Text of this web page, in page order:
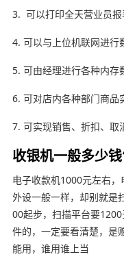
3. 可以打印全天营业员报
4. 可以与上位机联网进行
5. 可由经理进行各种内存
6. 可对店内各种部门商品
7. 可实现销售、折扣、取
收银机一般多少
电子收款机1000元左右，
外设一般一样，却别就是
00起步，扫描平台要
件的，一定要看清楚，是
能用，谁用谁上当